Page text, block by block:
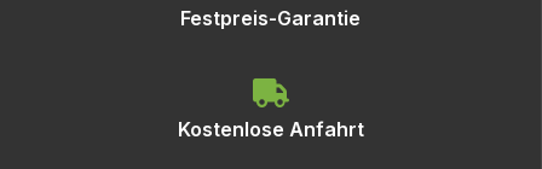
Festpreis-Garantie
Kostenlose Anfahrt